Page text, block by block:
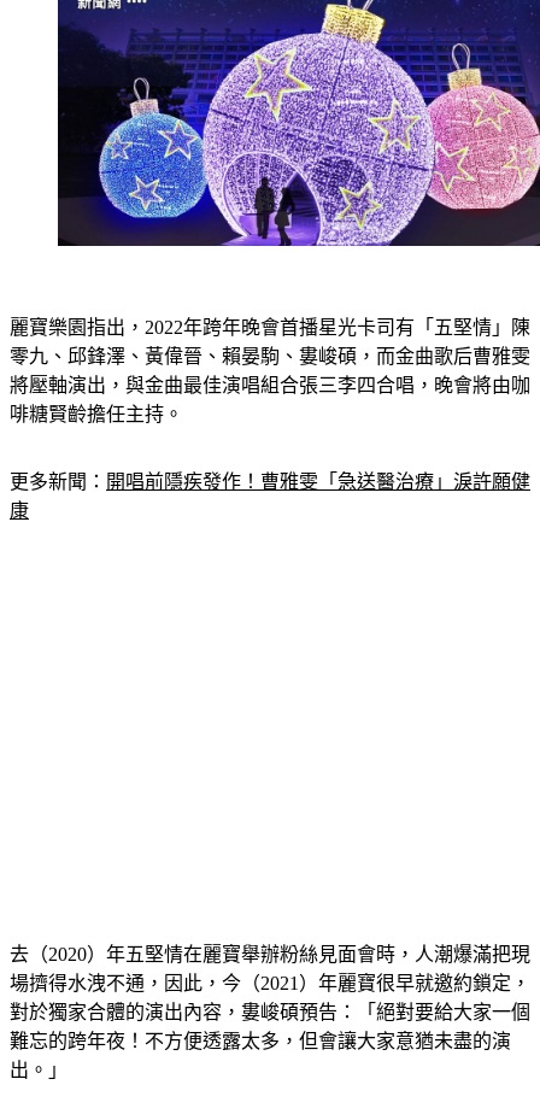
麗寶樂園指出，2022年跨年晚會首播星光卡司有「五堅情」陳
零九、邱鋒澤、黃偉晉、賴晏駒、婁峻碩，而金曲歌后曹雅雯
將壓軸演出，與金曲最佳演唱組合張三李四合唱，晚會將由咖
啡糖賢齡擔任主持。
更多新聞： 開唱前隱疾發作！曹雅雯「急送醫治療」淚許願健
康
去（2020）年五堅情在麗寶舉辦粉絲見面會時，人潮爆滿把現
場擠得水洩不通，因此，今（2021）年麗寶很早就邀約鎖定，
對於獨家合體的演出內容，婁峻碩預告：「絕對要給大家一個
難忘的跨年夜！不方便透露太多，但會讓大家意猶未盡的演
出。」